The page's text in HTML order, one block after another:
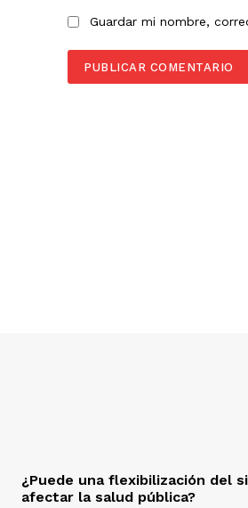
Guardar mi nombre,
¿Puede una flexibilización del
afectar la salud pública?